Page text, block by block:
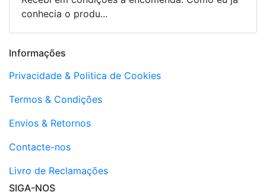
conhecia o produ...
Informações
Privacidade & Politica de Cookies
Termos & Condições
Envios & Retornos
Contacte-nos
Livro de Reclamações
SIGA-NOS